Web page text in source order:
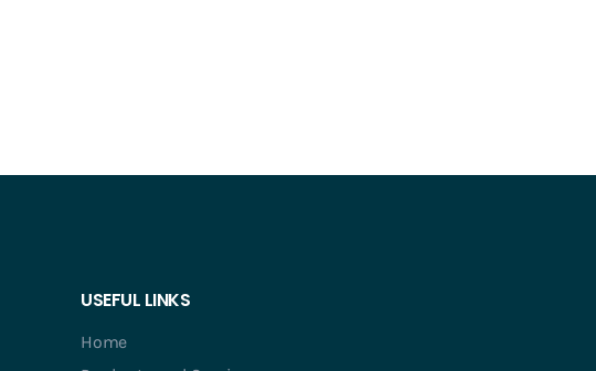
USEFUL LINKS
Home